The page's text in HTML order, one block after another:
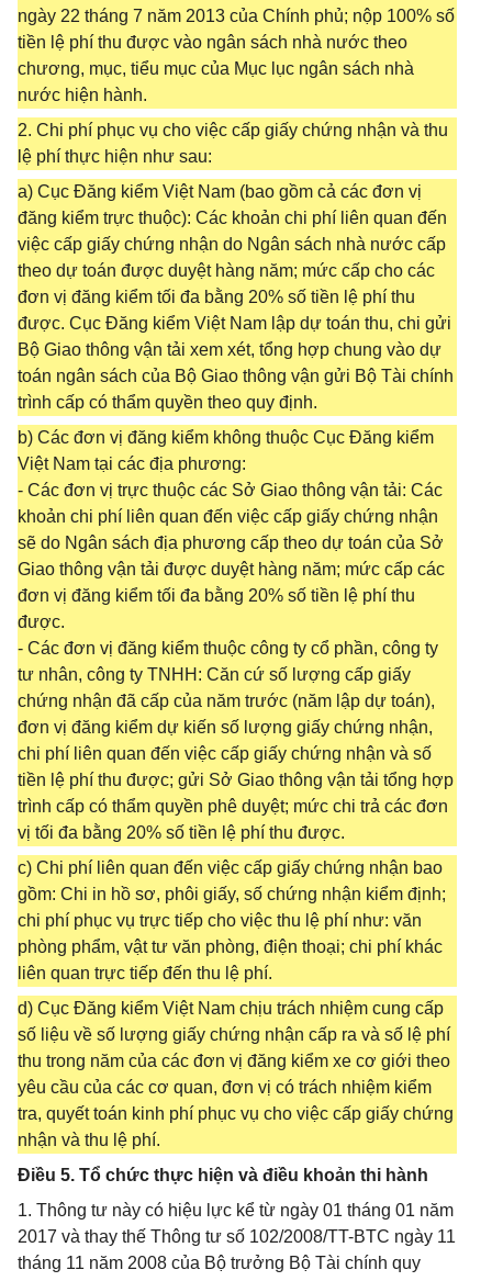
ngày 22 tháng 7 năm 2013 của Chính phủ; nộp 100% số
tiền lệ phí thu được vào ngân sách nhà nước theo
chương, mục, tiểu mục của Mục lục ngân sách nhà
nước hiện hành.
2. Chi phí phục vụ cho việc cấp giấy chứng nhận và thu
lệ phí thực hiện như sau:
a) Cục Đăng kiểm Việt Nam (bao gồm cả các đơn vị
đăng kiểm trực thuộc): Các khoản chi phí liên quan đến
việc cấp giấy chứng nhận do Ngân sách nhà nước cấp
theo dự toán được duyệt hàng năm; mức cấp cho các
đơn vị đăng kiểm tối đa bằng 20% số tiền lệ phí thu
được. Cục Đăng kiểm Việt Nam lập dự toán thu, chi gửi
Bộ Giao thông vận tải xem xét, tổng hợp chung vào dự
toán ngân sách của Bộ Giao thông vận gửi Bộ Tài chính
trình cấp có thẩm quyền theo quy định.
b) Các đơn vị đăng kiểm không thuộc Cục Đăng kiểm
Việt Nam tại các địa phương:
- Các đơn vị trực thuộc các Sở Giao thông vận tải: Các
khoản chi phí liên quan đến việc cấp giấy chứng nhận
sẽ do Ngân sách địa phương cấp theo dự toán của Sở
Giao thông vận tải được duyệt hàng năm; mức cấp các
đơn vị đăng kiểm tối đa bằng 20% số tiền lệ phí thu
được.
- Các đơn vị đăng kiểm thuộc công ty cổ phần, công ty
tư nhân, công ty TNHH: Căn cứ số lượng cấp giấy
chứng nhận đã cấp của năm trước (năm lập dự toán),
đơn vị đăng kiểm dự kiến số lượng giấy chứng nhận,
chi phí liên quan đến việc cấp giấy chứng nhận và số
tiền lệ phí thu được; gửi Sở Giao thông vận tải tổng hợp
trình cấp có thẩm quyền phê duyệt; mức chi trả các đơn
vị tối đa bằng 20% số tiền lệ phí thu được.
c) Chi phí liên quan đến việc cấp giấy chứng nhận bao
gồm: Chi in hồ sơ, phôi giấy, số chứng nhận kiểm định;
chi phí phục vụ trực tiếp cho việc thu lệ phí như: văn
phòng phẩm, vật tư văn phòng, điện thoại; chi phí khác
liên quan trực tiếp đến thu lệ phí.
d) Cục Đăng kiểm Việt Nam chịu trách nhiệm cung cấp
số liệu về số lượng giấy chứng nhận cấp ra và số lệ phí
thu trong năm của các đơn vị đăng kiểm xe cơ giới theo
yêu cầu của các cơ quan, đơn vị có trách nhiệm kiểm
tra, quyết toán kinh phí phục vụ cho việc cấp giấy chứng
nhận và thu lệ phí.
Điều 5. Tổ chức thực hiện và điều khoản thi hành
1. Thông tư này có hiệu lực kể từ ngày 01 tháng 01 năm
2017 và thay thế Thông tư số 102/2008/TT-BTC ngày 11
tháng 11 năm 2008 của Bộ trưởng Bộ Tài chính quy